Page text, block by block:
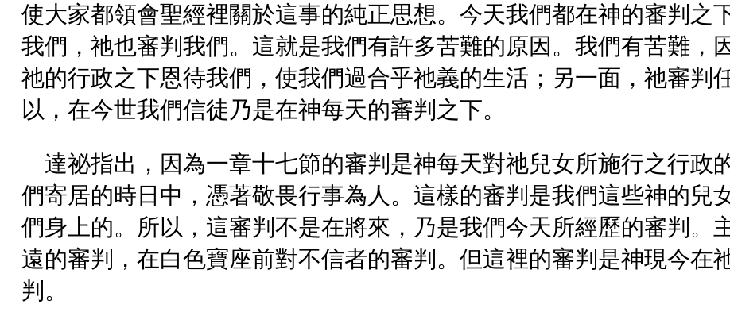
使大家都領會聖經裡關於這事的純正思想。今天我們都在神的審判之
我們，祂也審判我們。這就是我們有許多苦難的原因。我們有苦難，
祂的行政之下恩待我們，使我們過合乎祂義的生活；另一面，祂審判
以，在今世我們信徒乃是在神每天的審判之下。
達祕指出，因為一章十七節的審判是神每天對祂兒女所施行之行政
們寄居的時日中，憑著敬畏行事為人。這樣的審判是我們這些神的兒
們身上的。所以，這審判不是在將來，乃是我們今天所經歷的審判。
遠的審判，在白色寶座前對不信者的審判。但這裡的審判是神現今在
判。